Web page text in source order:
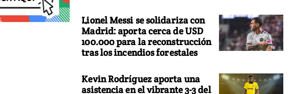
Lionel Messi se solidariza con
Madrid: aporta cerca de USD
100.000 para la reconstrucción
tras los incendios forestales
Kevin Rodríguez aporta una
asistencia en el vibrante 3-3 del